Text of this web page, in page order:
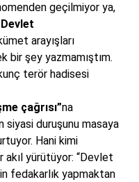
geçilmiyor ya,
Devlet
arayışları
bir şey yazmamıştım.
terör hadisesi
çağrısı”na
siyasi duruşunu masaya
Hani kimi
akıl yürütüyor: “Devlet
fedakarlık yapmaktan